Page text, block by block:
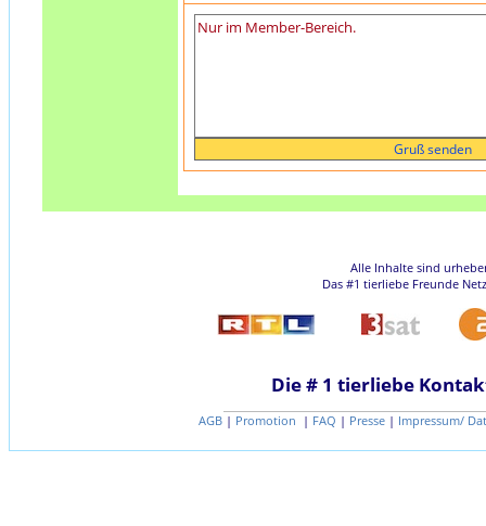
Alle Inhalte sind
Das #1 tierliebe Freunde
Die # 1 tierliebe
AGB | Promotion | FAQ | Presse | Impressum/